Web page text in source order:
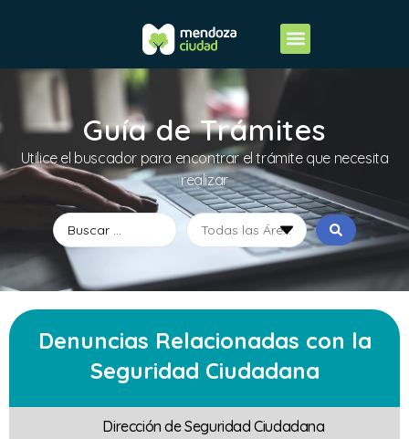
Guía de Trámites
Utilice el buscador para encontrar el trámite que necesita
realizar
Denuncias Relacionadas con la
Seguridad Ciudadana
Dirección de Seguridad Ciudadana